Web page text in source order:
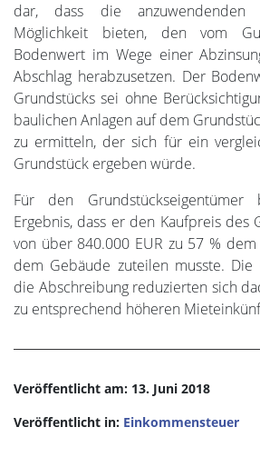
dar, dass die anzuwendenden
Möglichkeit bieten, den vom
Bodenwert im Wege einer
Abschlag herabzusetzen. Der
Grundstücks sei ohne
baulichen Anlagen auf dem
zu ermitteln, der sich für ein
Grundstück ergeben würde.
Für den
Ergebnis, dass er den Kaufpreis des
von über 840.000 EUR zu 57 %
dem Gebäude zuteilen musste. Die
die Abschreibung reduzierten sich
zu entsprechend höheren
Veröffentlicht am: 13. Juni 2018
Veröffentlicht in: Einkommensteuer